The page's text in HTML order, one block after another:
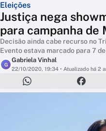
Eleições
Justiça nega
para campanha de
Decisão ainda cabe recurso no
Evento estava marcado para 7
G
Gabriela Vinhal
22/10/2020, 19:34 • Atualizado há 2